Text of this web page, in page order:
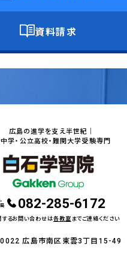
資料請求
広島の進学を支え半世紀｜
学・公立高校・難関大学受験専門
082-285-6172
するお問い合わせは各教室 までご連絡ください
広島市南区東雲3丁目15-49